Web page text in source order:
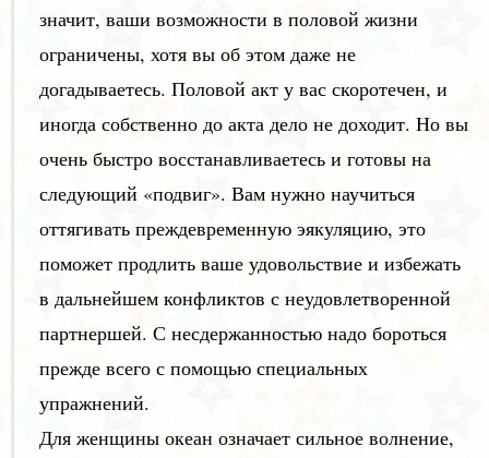
значит, ваши возможности в половой жизни
ограничены, хотя вы об этом даже не
догадываетесь. Половой акт у вас скоротечен, и
иногда собственно до акта дело не доходит. Но вы
очень быстро восстанавливаетесь и готовы на
следующий «подвиг». Вам нужно научиться
оттягивать преждевременную эякуляцию, это
поможет продлить ваше удовольствие и избежать
в дальнейшем конфликтов с неудовлетворенной
партнершей. С несдержанностью надо бороться
прежде всего с помощью специальных
упражнений.
Для женщины океан означает сильное волнение,